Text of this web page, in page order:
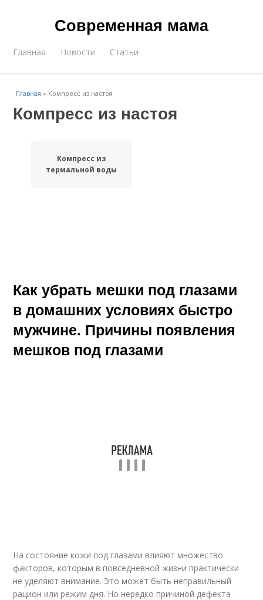
Современная мама
Главная Новости Статьи
Главная » Компресс из настоя
Компресс из настоя
Компресс из
термальной воды
Как убрать мешки под глазами
в домашних условиях быстро
мужчине. Причины появления
мешков под глазами
На состояние кожи под глазами влияют множество
факторов, которым в повседневной жизни практически
не уделяют внимание. Это может быть неправильный
рацион или режим дня. Но нередко причиной дефекта